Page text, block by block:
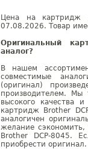
Цена на картридж
07.08.2026. Товар
Оригинальный
аналог?
В нашем
совместимые
(оригинал)
производителем. Мы
высокого качества
картридж Brother
аналогичен
желание
Brother DCP-8045.
приобрести оригинал.